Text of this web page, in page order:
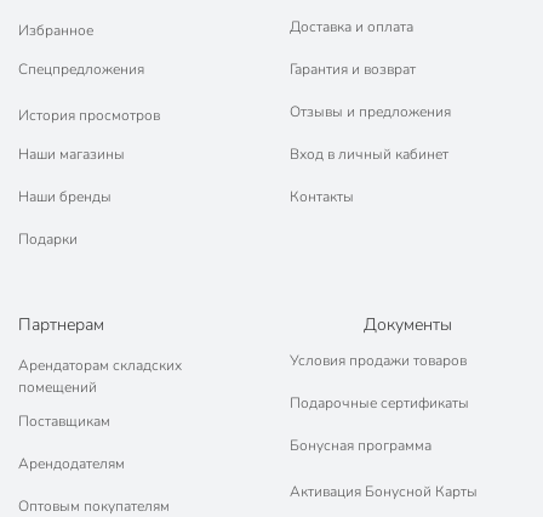
Цвет
зеленый
Тип
тарелка
Назначение
обеденный
закусочный
Модель
Ташкент
405 г
2 x 23 x 23 см
Избранное
Спецпредложения
История просмотров
Наши магазины
Наши бренды
Подарки
Доставка и оплата
Гарантия и возврат
Отзывы и предложения
Вход в личный кабинет
Контакты
Партнерам
Арендаторам складских
помещений
Поставщикам
Арендодателям
Оптовым покупателям
Документы
Условия продажи товаров
Подарочные сертификаты
Бонусная программа
Активация Бонусной Карты